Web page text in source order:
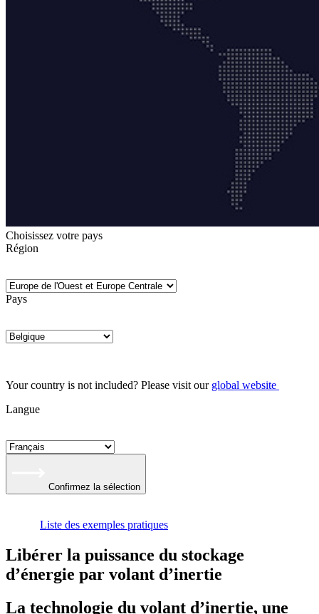
Choisissez votre pays
Région
Pays
Your country is not included? Please visit our global website
Langue
Confirmez la sélection
Liste des exemples pratiques
Libérer la puissance du stockage
d’énergie par volant d’inertie
La technologie du volant d’inertie, une